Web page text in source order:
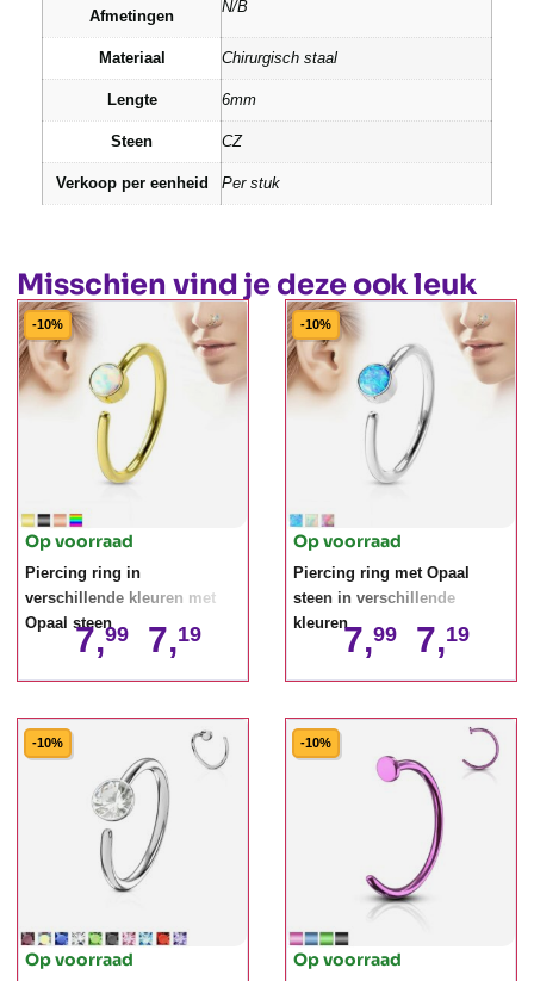
Afmetingen
N/B
Materiaal Chirurgisch staal
Lengte 6mm
Steen CZ
Verkoop per eenheid Per stuk
Misschien vind je deze ook leuk
-10%
Op voorraad
Piercing ring in
verschillende kleuren met
Opaal steen
7,99 7,19
-10%
Op voorraad
Piercing ring met Opaal
steen in verschillende
kleuren7,99 7,19
-10%
Op voorraad
-10%
Op voorraad